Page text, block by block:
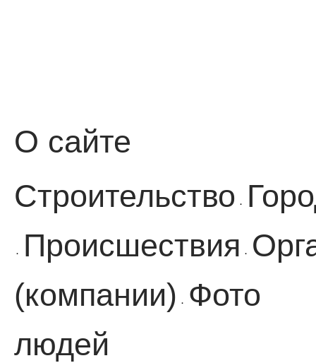
О сайте
Строительство ·
· Происшествия ·
(компании)
·
Фото
людей